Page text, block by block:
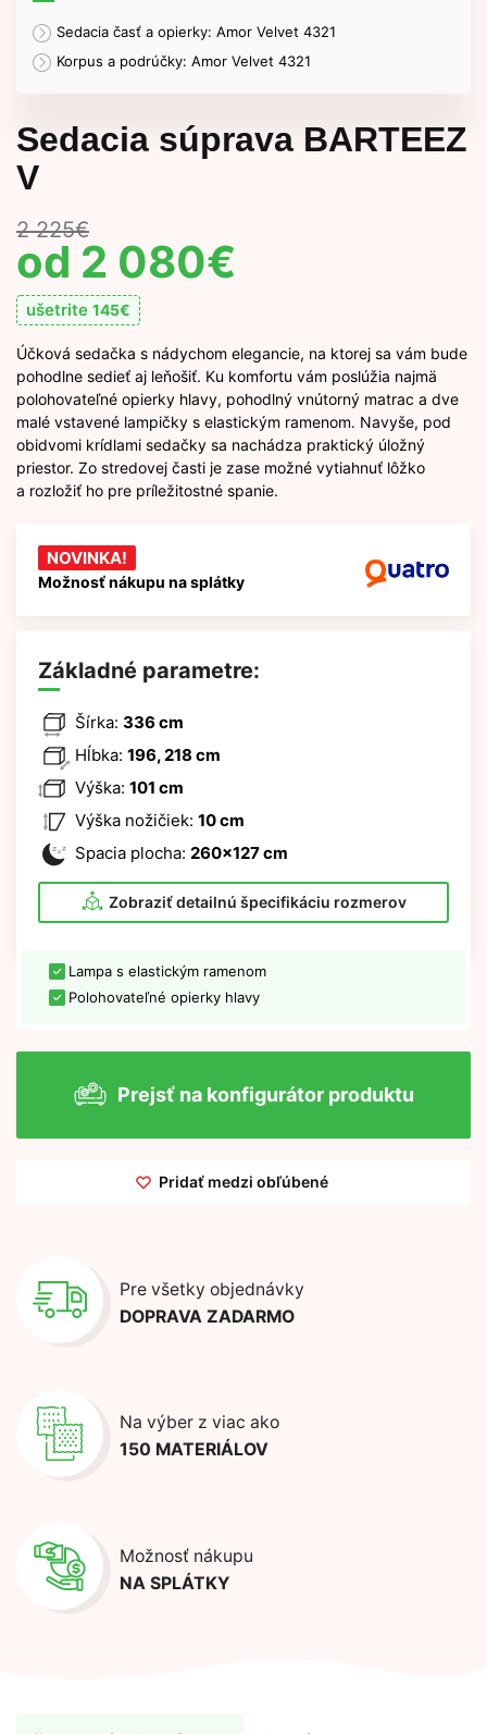
Sedacia časť a opierky: Amor Velvet 4321
Korpus a podrúčky: Amor Velvet 4321
Sedacia súprava BARTEEZ
V
2 225€
2 080€
ušetrite 145€
Účková sedačka s nádychom elegancie, na ktorej sa vám bude
pohodlne sedieť aj leňošiť. Ku komfortu vám poslúžia najmä
polohovateľné opierky hlavy, pohodlný vnútorný matrac a dve
malé vstavené lampičky s elastickým ramenom. Navyše, pod
obidvomi krídlami sedačky sa nachádza praktický úložný
priestor. Zo stredovej časti je zase možné vytiahnuť lôžko
a rozložiť ho pre príležitostné spanie.
NOVINKA!
Možnosť nákupu na splátky
Základné parametre:
Šírka: 336 cm
Hĺbka: 196, 218 cm
Výška: 101 cm
Výška nožičiek: 10 cm
Spacia plocha: 260x127 cm
Zobraziť detailnú špecifikáciu rozmerov
Lampa s elastickým ramenom
Polohovateľné opierky hlavy
Prejsť na konfigurátor produktu
Pridať medzi obľúbené
Pre všetky objednávky
DOPRAVA ZADARMO
Na výber z viac ako
150 MATERIÁLOV
Možnosť nákupu
NA SPLÁTKY